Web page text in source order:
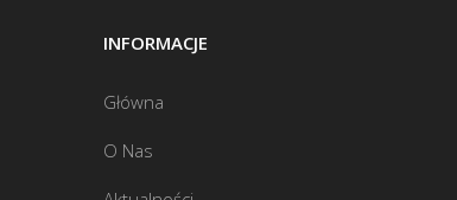
INFORMACJE
Główna
O Nas